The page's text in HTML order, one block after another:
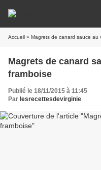
Accueil » Magrets de canard sauce au
Magrets de canard
framboise
Publié le 18/11/2015 à 11:45
Par lesrecettesdevirginie